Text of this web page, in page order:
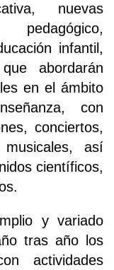
nuevas
infantil,
abordarán
en el ámbito
con
conciertos,
así
científicos,
y variado
tras año los
actividades